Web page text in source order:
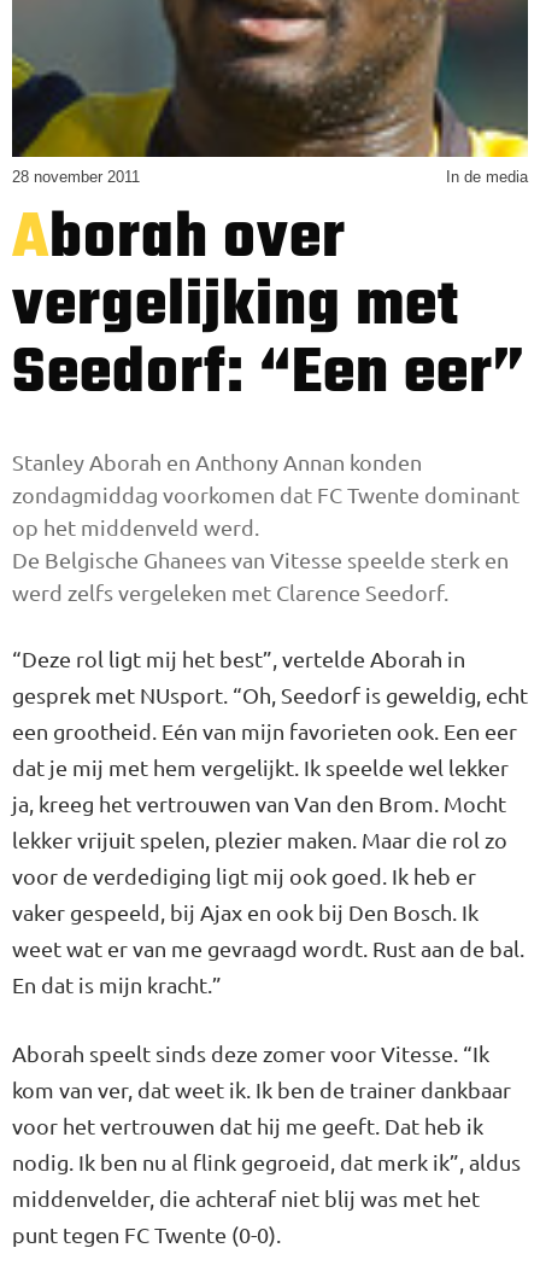
28 november 2011 In de media
Aborah over
vergelijking met
Seedorf: “Een eer”
Stanley Aborah en Anthony Annan konden
zondagmiddag voorkomen dat FC Twente dominant
op het middenveld werd.
De Belgische Ghanees van Vitesse speelde sterk en
werd zelfs vergeleken met Clarence Seedorf.
“Deze rol ligt mij het best”, vertelde Aborah in
gesprek met NUsport. “Oh, Seedorf is geweldig, echt
een grootheid. Eén van mijn favorieten ook. Een eer
dat je mij met hem vergelijkt. Ik speelde wel lekker
ja, kreeg het vertrouwen van Van den Brom. Mocht
lekker vrijuit spelen, plezier maken. Maar die rol zo
voor de verdediging ligt mij ook goed. Ik heb er
vaker gespeeld, bij Ajax en ook bij Den Bosch. Ik
weet wat er van me gevraagd wordt. Rust aan de bal.
En dat is mijn kracht.”
Aborah speelt sinds deze zomer voor Vitesse. “Ik
kom van ver, dat weet ik. Ik ben de trainer dankbaar
voor het vertrouwen dat hij me geeft. Dat heb ik
nodig. Ik ben nu al flink gegroeid, dat merk ik”, aldus
middenvelder, die achteraf niet blij was met het
punt tegen FC Twente (0-0).